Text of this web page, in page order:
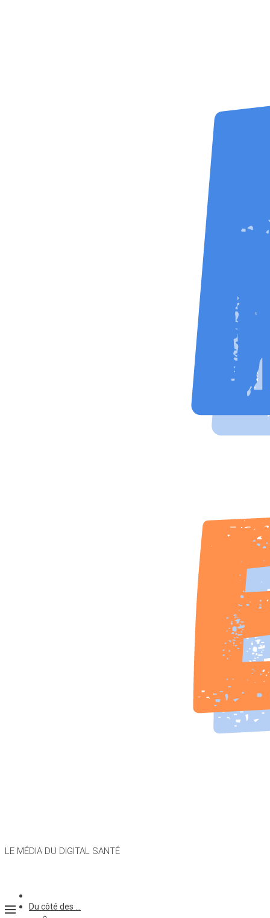
LE MÉDIA DU DIGITAL SANTÉ
Du côté des …